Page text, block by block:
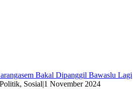
Bakal Dipanggil Bawaslu Lagi
Sosial|1 November 2024